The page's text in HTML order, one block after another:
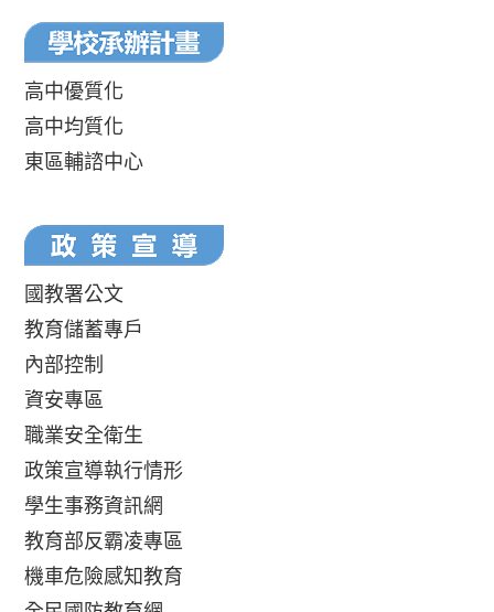
高中優質化
高中均質化
東區輔諮中心
國教署公文
教育儲蓄專戶
內部控制
資安專區
職業安全衛生
政策宣導執行情形
學生事務資訊網
教育部反霸凌專區
機車危險感知教育